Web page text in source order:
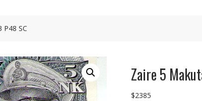
P48 SC
Zaire 5
$2385